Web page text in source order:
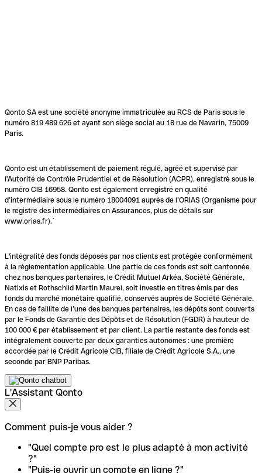
Qonto SA est une société anonyme immatriculée au RCS de Paris sous le
numéro 819 489 626 et ayant son siège social au 18 rue de Navarin, 75009
Paris.
Qonto est un établissement de paiement régulé, agréé et supervisé par
l'Autorité de Contrôle Prudentiel et de Résolution (ACPR), enregistré sous le
numéro CIB 16958. Qonto est également enregistré en qualité
d’intermédiaire sous le numéro 18004091 auprès de l’ORIAS (Organisme pour
le registre des intermédiaires en Assurances, plus de détails sur
www.orias.fr).`
L'intégralité des fonds déposés par nos clients est protégée conformément
à la réglementation applicable. Une partie de ces fonds est soit cantonnée
chez nos banques partenaires, le Crédit Mutuel Arkéa, Société Générale,
Natixis et Rothschild Martin Maurel, soit investie en titres émis par des
fonds du marché monétaire qualifié, conservés auprès de Société Générale.
En cas de faillite de l’une des banques partenaires, les dépôts sont couverts
par le Fonds de Garantie des Dépôts et de Résolution (FGDR) à hauteur de
100 000 € par établissement et par client. La partie restante des fonds est
intégralement couverte par deux garanties autonomes : une première
accordée par le Crédit Agricole CIB, filiale de Crédit Agricole S.A., une
seconde par BNP Paribas.
L'Assistant Qonto
Comment puis-je vous aider ?
"Quel compte pro est le plus adapté à mon activité
?"
"Puis-je ouvrir un compte en ligne ?"